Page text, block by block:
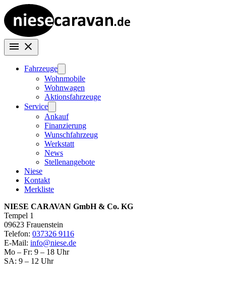
Fahrzeuge
Wohnmobile
Wohnwagen
Aktionsfahrzeuge
Service
Ankauf
Finanzierung
Wunschfahrzeug
Werkstatt
News
Stellenangebote
Niese
Kontakt
Merkliste
NIESE CARAVAN GmbH & Co. KG
Tempel 1
09623 Frauenstein
Telefon: 037326 9116
E-Mail: info@niese.de
Mo – Fr: 9 – 18 Uhr
SA: 9 – 12 Uhr